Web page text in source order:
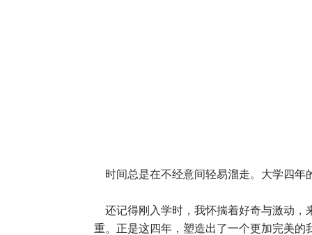
时间总是在不经意间轻易溜走。大学四年
还记得刚入学时，我怀揣着好奇与激动，
重。正是这四年，塑造出了一个更加完美